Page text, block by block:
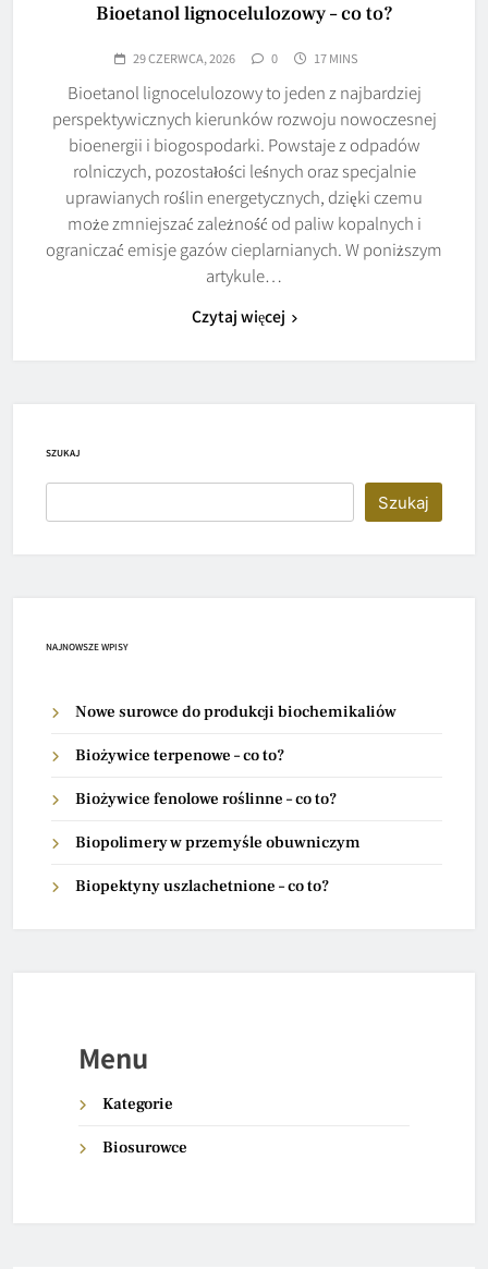
Bioetanol lignocelulozowy – co to?
29 CZERWCA, 2026 0 17 MINS
Bioetanol lignocelulozowy to jeden z najbardziej
perspektywicznych kierunków rozwoju nowoczesnej
bioenergii i biogospodarki. Powstaje z odpadów
rolniczych, pozostałości leśnych oraz specjalnie
uprawianych roślin energetycznych, dzięki czemu
może zmniejszać zależność od paliw kopalnych i
ograniczać emisje gazów cieplarnianych. W poniższym
artykule…
Czytaj więcej
SZUKAJ
Szukaj
NAJNOWSZE WPISY
Nowe surowce do produkcji biochemikaliów
Biożywice terpenowe – co to?
Biożywice fenolowe roślinne – co to?
Biopolimery w przemyśle obuwniczym
Biopektyny uszlachetnione – co to?
Menu
Kategorie
Biosurowce